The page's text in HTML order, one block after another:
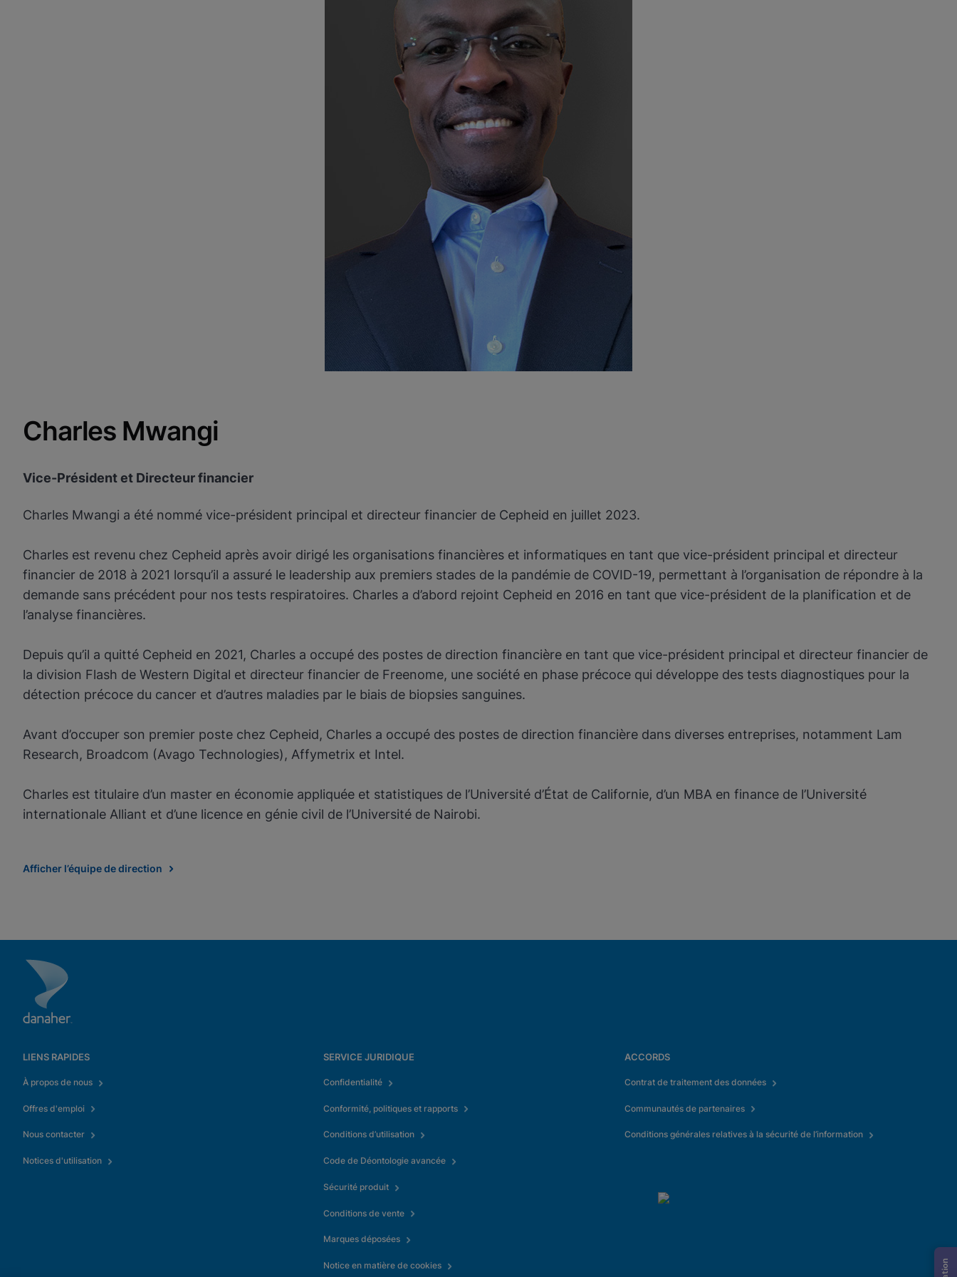
Charles Mwangi
Vice-Président et Directeur financier
Charles Mwangi a été nommé vice-président principal et directeur financier de Cepheid en juillet 2023.
Charles est revenu chez Cepheid après avoir dirigé les organisations financières et informatiques en tant que vice-président principal et directeur
financier de 2018 à 2021 lorsqu’il a assuré le leadership aux premiers stades de la pandémie de COVID-19, permettant à l’organisation de répondre à la
demande sans précédent pour nos tests respiratoires. Charles a d’abord rejoint Cepheid en 2016 en tant que vice-président de la planification et de
l’analyse financières.
Depuis qu’il a quitté Cepheid en 2021, Charles a occupé des postes de direction financière en tant que vice-président principal et directeur financier de
la division Flash de Western Digital et directeur financier de Freenome, une société en phase précoce qui développe des tests diagnostiques pour la
détection précoce du cancer et d’autres maladies par le biais de biopsies sanguines.
Avant d’occuper son premier poste chez Cepheid, Charles a occupé des postes de direction financière dans diverses entreprises, notamment Lam
Research, Broadcom (Avago Technologies), Affymetrix et Intel.
Charles est titulaire d’un master en économie appliquée et statistiques de l’Université d’État de Californie, d’un MBA en finance de l’Université
internationale Alliant et d’une licence en génie civil de l’Université de Nairobi.
Afficher l’équipe de direction
LIENS RAPIDES
À propos de nous
Offres d'emploi
Nous contacter
Notices d'utilisation
SERVICE JURIDIQUE
Confidentialité
Conformité, politiques et rapports
Conditions d’utilisation
Code de Déontologie avancée
Sécurité produit
Conditions de vente
Marques déposées
Notice en matière de cookies
ACCORDS
Contrat de traitement des données
Communautés de partenaires
Conditions générales relatives à la sécurité de l’information